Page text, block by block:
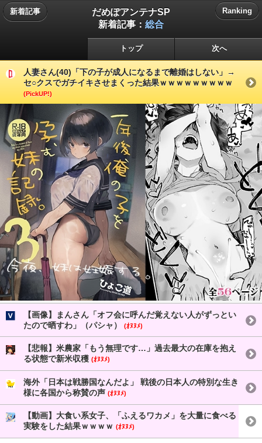
新着記事
だめぽアンテナSP
新着記事： 総合
Ranking
トップ 次へ
人妻さん(40)「下の子が成人になるまで離婚はしない」→
セ○クスでガチイキさせまくった結果ｗｗｗｗｗｗｗｗｗ
(PickUP!)
【画像】まんさん「オフ会に呼んだ覚えない人がずっとい
たので晒すわ」（パシャ）
(ｵﾇﾇﾒ)
【悲報】米農家「もう無理です…」過去最大の在庫を抱え
る状態で新米収穫 (ｵﾇﾇﾒ)
海外「日本は戦勝国なんだよ」 戦後の日本人の特別な生き
様に各国から称賛の声 (ｵﾇﾇﾒ)
【動画】大食い系女子、「ふえるワカメ」を大量に食べる
実験をした結果ｗｗｗｗ (ｵﾇﾇﾒ)